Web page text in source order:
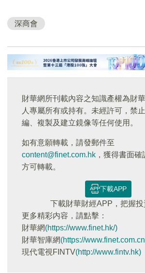
深商會
財華網所刊載內容之知識產權為財
人專屬所有或持有。未經許可，禁
編、複製及建立鏡像等任何使用。
如有意願轉載，請發郵件至
content@finet.com.hk ，獲得書面確
方可轉載。
下載APP
下載財華財經APP，把握
更多精彩内容，請點擊：
財華網(https://www.finet.hk/)
財華智庫網(https://
現代電視FINTV(http://www.fintv.hk)